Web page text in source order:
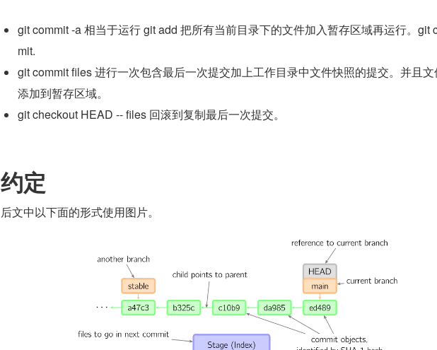
git commit -a 相当于运行 git add 把所有当前目录下的文件加入暂存区域再运行。git
mit.
git commit files 进行一次包含最后一次提交加上工作目录中文件快照的提交。并且文
添加到暂存区域。
git checkout HEAD -- files 回滚到复制最后一次提交。
约定
后文中以下面的形式使用图片。